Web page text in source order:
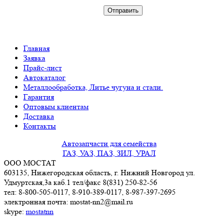
Главная
Заявка
Прайс-лист
Автокаталог
Металлообработка, Литье чугуна и стали.
Гарантия
Оптовым клиентам
Доставка
Контакты
Автозапчасти для семейства
ГАЗ, УАЗ, ПАЗ, ЗИЛ, УРАЛ
ООО МОСТАТ
603135, Нижегородская область, г. Нижний Новгород ул.
Удмуртская,3a каб.1 тел/факс 8(831) 250-82-56
тел: 8-800-505-0117, 8-910-389-0117, 8-987-397-2695
электронная почта: mostat-nn2@mail.ru
skype: mostatnn